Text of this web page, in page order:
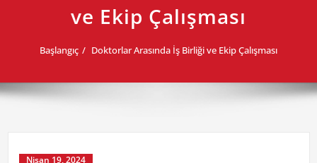
ve Ekip Çalışması
Başlangıç Doktorlar Arasında İş Birliği ve Ekip Çalışması
Nisan 19, 2024